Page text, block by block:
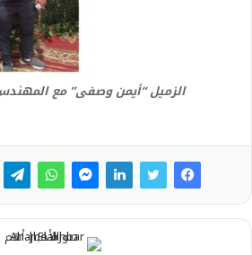
الزميل “أيمن وصفى” مع